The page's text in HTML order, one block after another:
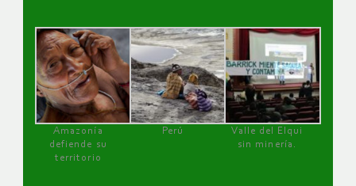
Amazonía
defiende su
territorio
Perú
Valle del Elqui
sin minería.